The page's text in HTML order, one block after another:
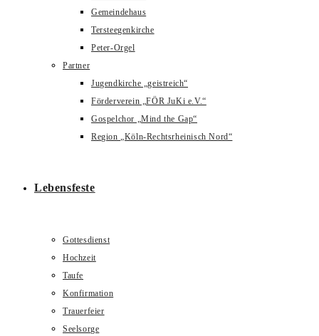
Gemeindehaus
Tersteegenkirche
Peter-Orgel
Partner
Jugendkirche „geistreich“
Förderverein „FÖR JuKi e.V.“
Gospelchor „Mind the Gap“
Region „Köln-Rechtsrheinisch Nord“
Lebensfeste
Gottesdienst
Hochzeit
Taufe
Konfirmation
Trauerfeier
Seelsorge